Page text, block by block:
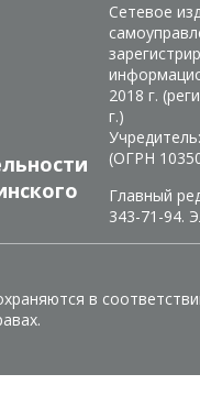
Сетевое
2018 г.
г.)
(ОГРН
Главный
343-71-94.
в